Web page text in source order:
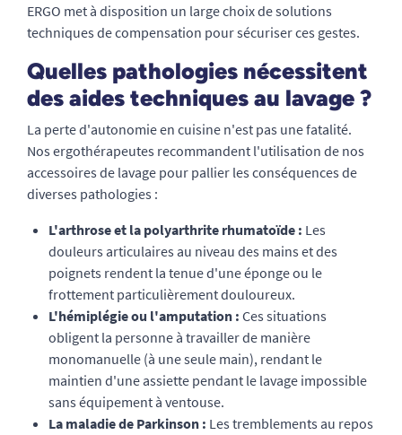
ERGO met à disposition un large choix de solutions
techniques de compensation pour sécuriser ces gestes.
Quelles pathologies nécessitent
des aides techniques au lavage ?
La perte d'autonomie en cuisine n'est pas une fatalité.
Nos ergothérapeutes recommandent l'utilisation de nos
accessoires de lavage pour pallier les conséquences de
diverses pathologies :
L'arthrose et la polyarthrite rhumatoïde : Les
douleurs articulaires au niveau des mains et des
poignets rendent la tenue d'une éponge ou le
frottement particulièrement douloureux.
L'hémiplégie ou l'amputation : Ces situations
obligent la personne à travailler de manière
monomanuelle (à une seule main), rendant le
maintien d'une assiette pendant le lavage impossible
sans équipement à ventouse.
La maladie de Parkinson : Les tremblements au repos